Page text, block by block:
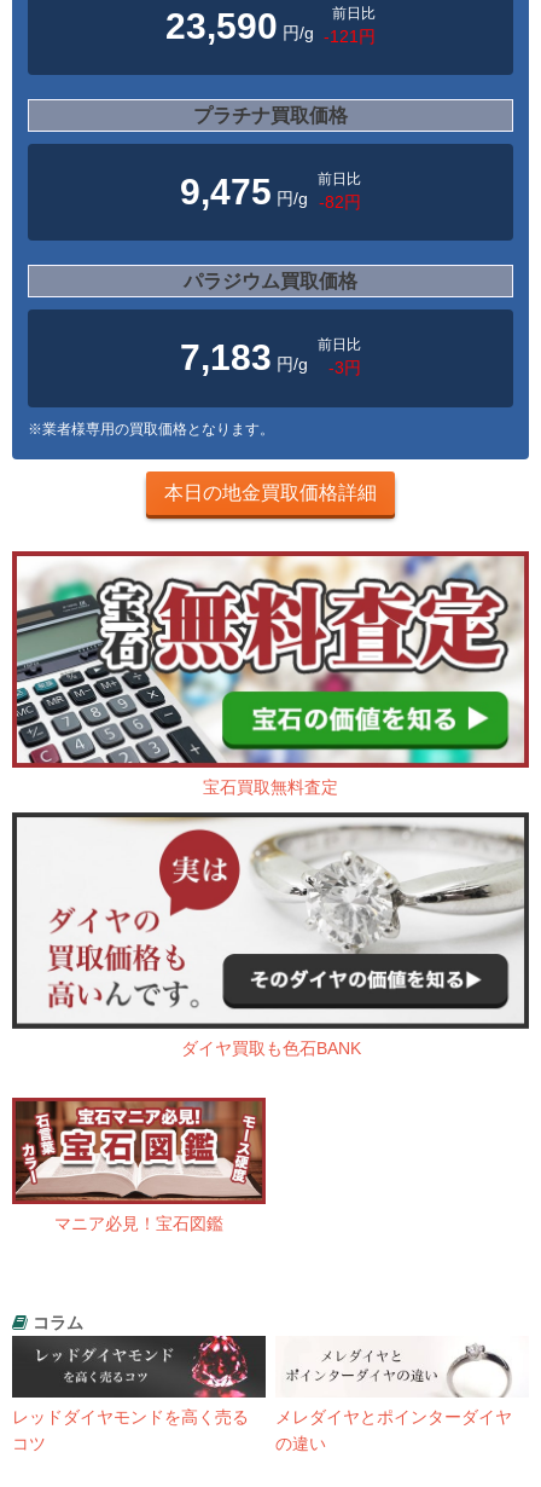
23,590 円/g
前日比
-121円
プラチナ買取価格
9,475 円/g
前日比
-82円
パラジウム買取価格
7,183 円/g
前日比
-3円
※業者様専用の買取価格となります。
本日の地金買取価格詳細
宝石買取無料査定
ダイヤ買取も色石BANK
マニア必見！宝石図鑑
コラム
レッドダイヤモンドを高く売る
コツ
メレダイヤとポインターダイヤ
の違い